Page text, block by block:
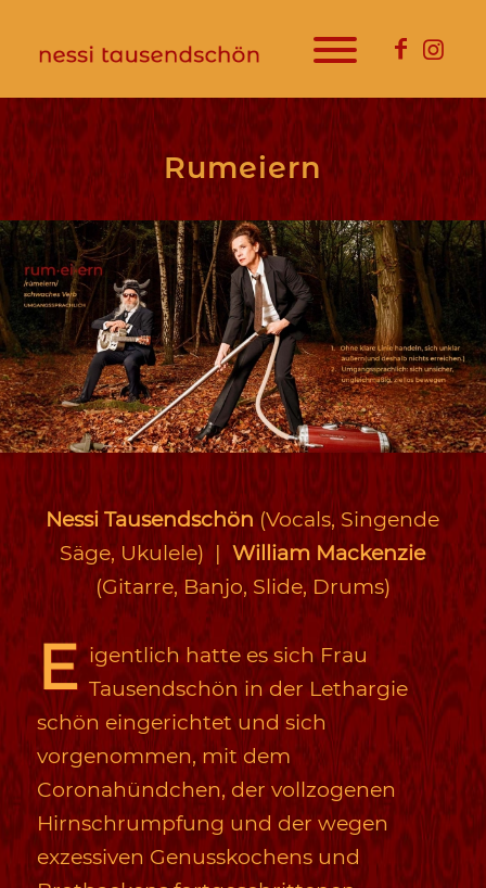
Rumeiern
Nessi Tausendschön(Vocals, Singende
Säge, Ukulele) |William Mackenzie
(Gitarre, Banjo, Slide, Drums)
E igentlich hatte es sich Frau
Tausendschön in der Lethargie
schön eingerichtet und sich
vorgenommen, mit dem
Coronahündchen, der vollzogenen
Hirnschrumpfung und der wegen
exzessiven Genusskochens und